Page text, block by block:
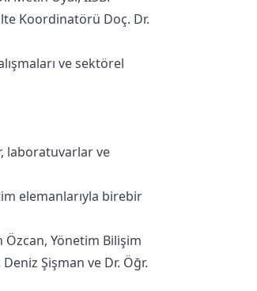
Koordinatörü Doç. Dr.
ve sektörel
laboratuvarlar ve
elemanlarıyla birebir
Özcan, Yönetim Bilişim
Şişman ve Dr. Öğr.